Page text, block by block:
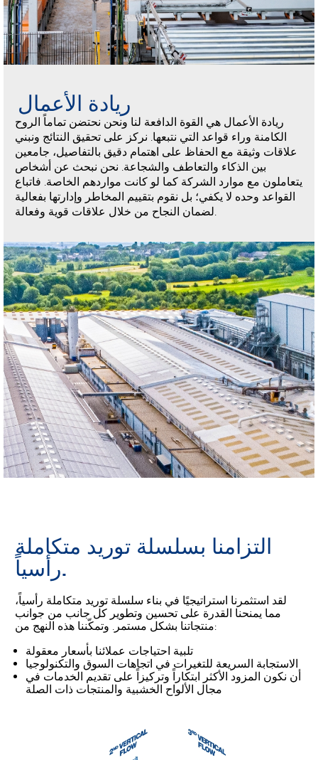
ريادة الأعمال
ريادة الأعمال هي القوة الدافعة لنا ونحن نحتضن تماماً الروح
الكامنة وراء قواعد التي نتبعها. نركز على تحقيق النتائج ونبني
علاقات وثيقة مع الحفاظ على اهتمام دقيق بالتفاصيل، جامعين
بين الذكاء والتعاطف والشجاعة. نحن نبحث عن أشخاص
يتعاملون مع موارد الشركة كما لو كانت مواردهم الخاصة. فاتباع
القواعد وحده لا يكفي؛ بل نقوم بتقييم المخاطر وإدارتها بفعالية
لضمان النجاح من خلال علاقات قوية وفعالة.
التزامنا بسلسلة توريد متكاملة
رأسياً.
لقد استثمرنا استراتيجيًا في بناء سلسلة توريد متكاملة رأسياً،
مما يمنحنا القدرة على تحسين وتطوير كل جانب من جوانب
منتجاتنا بشكل مستمر. وتمكّننا هذه النهج من:
تلبية احتياجات عملائنا بأسعار معقولة
الاستجابة السريعة للتغيرات في اتجاهات السوق والتكنولوجيا
أن نكون المزود الأكثر ابتكاراً وتركيزاً على تقديم الخدمات في
مجال الألواح الخشبية والمنتجات ذات الصلة